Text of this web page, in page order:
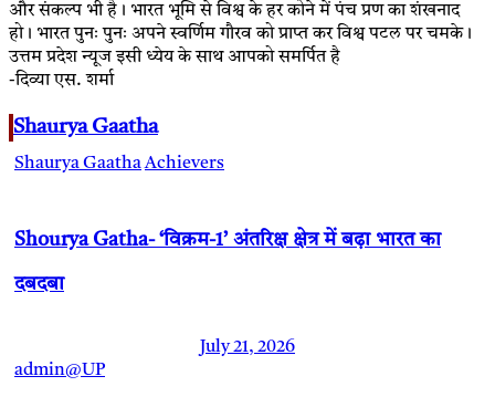
और संकल्प भी है। भारत भूमि से विश्व के हर कोने में पंच प्रण का शंखनाद
हो। भारत पुनः पुनः अपने स्वर्णिम गौरव को प्राप्त कर विश्व पटल पर चमके।
उत्तम प्रदेश न्यूज इसी ध्येय के साथ आपको समर्पित है
-दिव्या एस. शर्मा
Shaurya Gaatha
Shaurya GaathaAchievers
Shourya Gatha- ‘विक्रम-1’ अंतरिक्ष क्षेत्र में बढ़ा भारत का
दबदबा
July 21, 2026
admin@UP